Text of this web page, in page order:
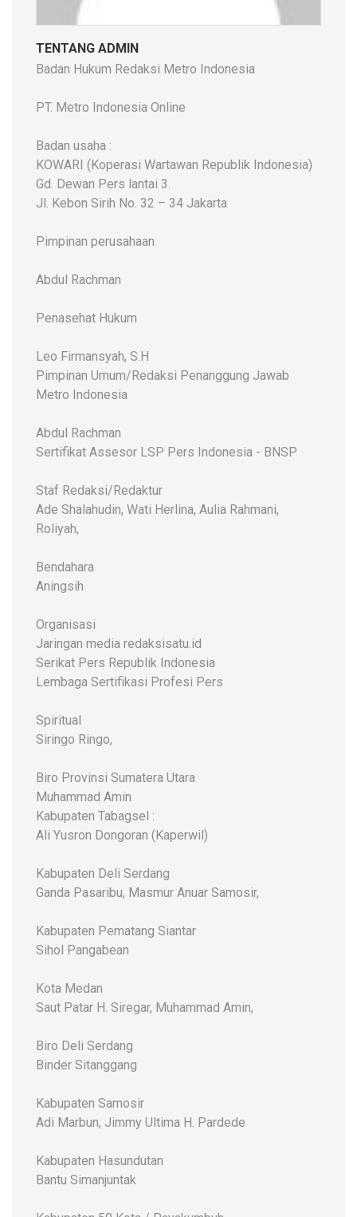
TENTANG ADMIN
Badan Hukum Redaksi Metro Indonesia
PT. Metro Indonesia Online
Badan usaha :
KOWARI (Koperasi Wartawan Republik Indonesia)
Gd. Dewan Pers lantai 3.
Jl. Kebon Sirih No. 32 – 34 Jakarta
Pimpinan perusahaan
Abdul Rachman
Penasehat Hukum
Leo Firmansyah, S.H
Pimpinan Umum/Redaksi Penanggung Jawab
Metro Indonesia
Abdul Rachman
Sertifikat Assesor LSP Pers Indonesia - BNSP
Staf Redaksi/Redaktur
Ade Shalahudin, Wati Herlina, Aulia Rahmani,
Roliyah,
Bendahara
Aningsih
Organisasi
Jaringan media redaksisatu.id
Serikat Pers Republik Indonesia
Lembaga Sertifikasi Profesi Pers
Spiritual
Siringo Ringo,
Biro Provinsi Sumatera Utara
Muhammad Amin
Kabupaten Tabagsel :
Ali Yusron Dongoran (Kaperwil)
Kabupaten Deli Serdang
Ganda Pasaribu, Masmur Anuar Samosir,
Kabupaten Pematang Siantar
Sihol Pangabean
Kota Medan
Saut Patar H. Siregar, Muhammad Amin,
Biro Deli Serdang
Binder Sitanggang
Kabupaten Samosir
Adi Marbun, Jimmy Ultima H. Pardede
Kabupaten Hasundutan
Bantu Simanjuntak